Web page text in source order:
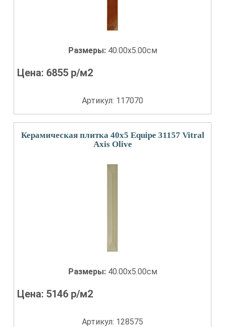
Размеры: 40.00x5.00см
Цена: 6855 р/м2
Артикул: 117070
Керамическая плитка 40x5 Equipe 31157 Vitral
Axis Olive
Размеры: 40.00x5.00см
Цена: 5146 р/м2
Артикул: 128575